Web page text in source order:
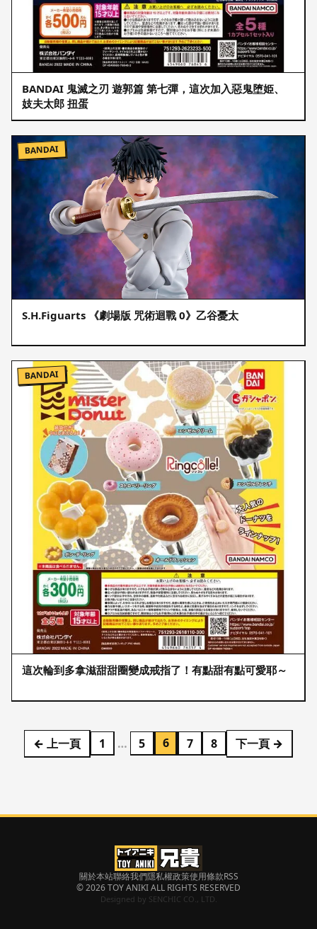
BANDAI 鬼滅之刃 遊郭篇 第七彈，這次加入惡鬼堕姫、
妓夫太郎 扭蛋
BANDAI
S.H.Figuarts 《劇場版 咒術迴戰 0》乙谷憂太
BANDAI
這次輪到多拿滋甜甜圈變成戒指了！有點甜有點可愛耶～
← 上一頁 1 … 5 6 7 8 下一頁 →
關於本站聯絡我們隱私權政策使用條款RSS
© 2026 TOY ANIKI ALL RIGHTS RESERVED
Designed by SENCHIC CO., LTD.